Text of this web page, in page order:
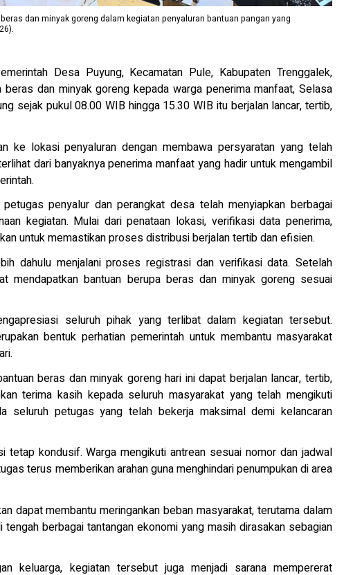
dan minyak goreng dalam kegiatan penyaluran bantuan pangan yang
Desa Puyung, Kecamatan Pule, Kabupaten Trenggalek,
beras dan minyak goreng kepada warga penerima manfaat, Selasa
sejak pukul 08.00 WIB hingga 15.30 WIB itu berjalan lancar, tertib,
ke lokasi penyaluran dengan membawa persyaratan yang telah
dari banyaknya penerima manfaat yang hadir untuk mengambil
penyalur dan perangkat desa telah menyiapkan berbagai
kegiatan. Mulai dari penataan lokasi, verifikasi data penerima,
untuk memastikan proses distribusi berjalan tertib dan efisien.
dahulu menjalani proses registrasi dan verifikasi data. Setelah
mendapatkan bantuan berupa beras dan minyak goreng sesuai
seluruh pihak yang terlibat dalam kegiatan tersebut.
bentuk perhatian pemerintah untuk membantu masyarakat
beras dan minyak goreng hari ini dapat berjalan lancar, tertib,
terima kasih kepada seluruh masyarakat yang telah mengikuti
seluruh petugas yang telah bekerja maksimal demi kelancaran
tetap kondusif. Warga mengikuti antrean sesuai nomor dan jadwal
terus memberikan arahan guna menghindari penumpukan di area
dapat membantu meringankan beban masyarakat, terutama dalam
berbagai tantangan ekonomi yang masih dirasakan sebagian
keluarga, kegiatan tersebut juga menjadi sarana mempererat